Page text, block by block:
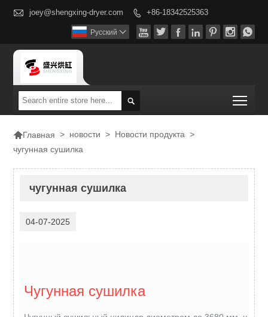
 joey@shengxing-dryer.com  +86-18342525363
      
Pусский 

Главная > новости > Новости продукта >
чугунная сушилка
чугунная сушилка
04-07-2025
Чугунная сушилка